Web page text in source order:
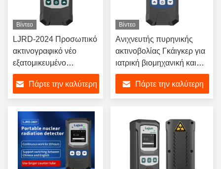
Βίντεο
LJRD-2024 Προσωπικό
ακτινογραφικό νέο
εξατομικευμένο
χειροκίνητο ανιχνευτή
πυρηνικής ακτινοβολίας
Geiger Muller Counter
Πάρτε την καλύτερη
Βίντεο
Ανιχνευτής πυρηνικής
ακτινοβολίας Γκάιγκερ για
ιατρική βιομηχανική και
περιβαλλοντική
παρακολούθηση
Πάρτε την καλύτερη